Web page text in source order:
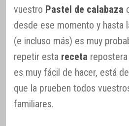
vuestro Pastel de calabaza
desde ese momento y hasta
(e incluso más) es muy
repetir esta receta
es muy fácil de hacer, está
que la prueben todos
familiares.